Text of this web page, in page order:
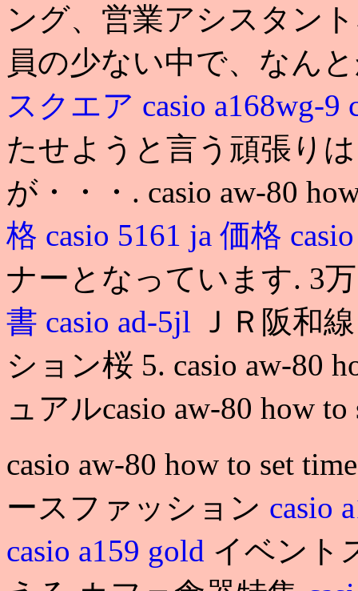
ング、営業アシスタン
員の少ない中で、なん
スクエア casio a168wg-9
たせようと言う頑張り
が・・・. casio aw-80
格 casio 5161 ja 価格
ナーとなっています. 3
書 casio ad-5jl
ＪＲ阪和
ション桜 5. casio aw-80
ュアルcasio aw-80 how to
casio aw-80 how to set
ースファッション casio
casio a159 gold イベント